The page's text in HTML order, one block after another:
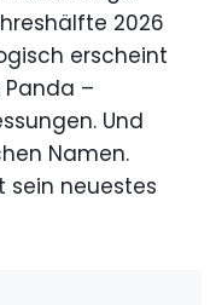
2026
erscheint
–
Und
Namen.
sein neuestes